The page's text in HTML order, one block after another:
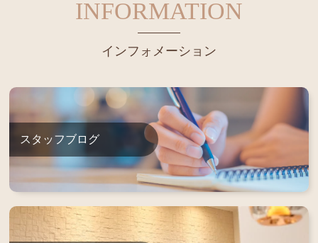
INFORMATION
インフォメーション
スタッフブログ